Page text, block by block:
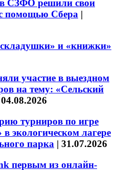
СЗФО решили свои
помощью Сбера |
и «книжки»
участие в выездном
на тему: «Сельский
04.08.2026
турниров по игре
экологическом лагере
парка | 31.07.2026
первым из онлайн-